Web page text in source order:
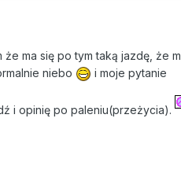
że ma się po tym taką jazdę, że
niebo i moje pytanie
i opinię po paleniu(przeżycia).